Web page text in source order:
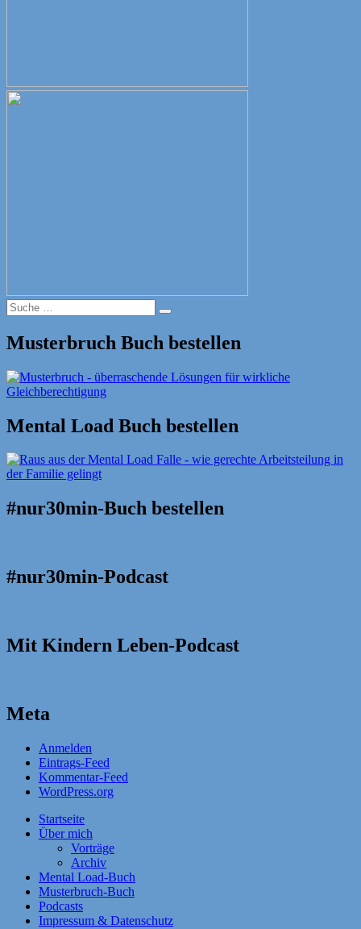
Suche
nach:
Suche
Musterbruch Buch bestellen
Mental Load Buch bestellen
#nur30min-Buch bestellen
#nur30min-Podcast
Mit Kindern Leben-Podcast
Meta
Anmelden
Eintrags-Feed
Kommentar-Feed
WordPress.org
Startseite
Über mich
Vorträge
Archiv
Mental Load-Buch
Musterbruch-Buch
Podcasts
Impressum & Datenschutz